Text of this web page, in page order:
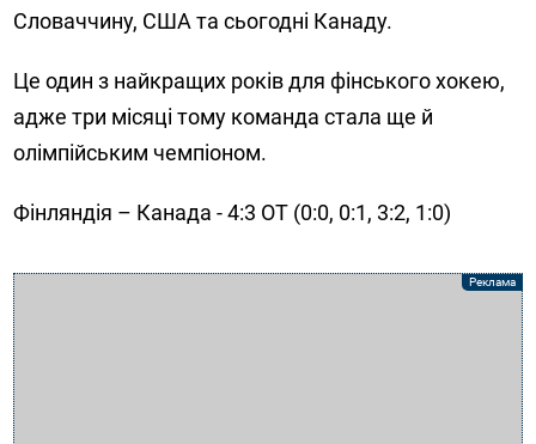
Словаччину, США та сьогодні Канаду.
Це один з найкращих років для фінського хокею,
адже три місяці тому команда стала ще й
олімпійським чемпіоном.
Фінляндія – Канада - 4:3 ОТ (0:0, 0:1, 3:2, 1:0)